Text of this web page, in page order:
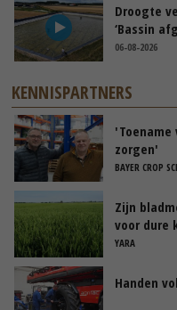
Droogte
‘Bassin
06-08-2026
KENNISPARTNERS
zorgen'
BAYER CROP
Zijn
voor dure
YARA
Handen